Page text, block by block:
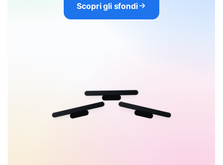
Scopri gli sfondi